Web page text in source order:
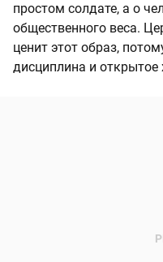
простом солдате, а о
общественного веса.
ценит этот образ,
дисциплина и открытое